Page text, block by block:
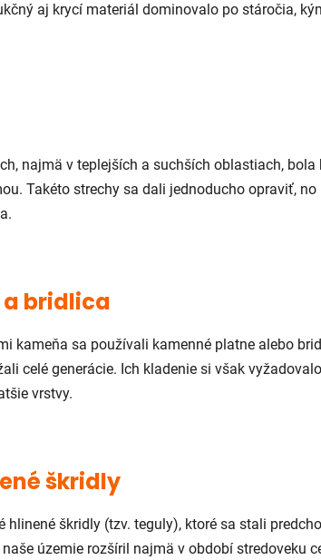
aj krycí materiál dominovalo po stáročia,
najmä v teplejších a suchších oblastiach, bola
Takéto strechy sa dali jednoducho opraviť,
a bridlica
kameňa sa používali kamenné platne alebo
celé generácie. Ich kladenie si však
vrstvy.
škridly
hlinené škridly (tzv. teguly), ktoré sa stali
územie rozšíril najmä v období stredoveku